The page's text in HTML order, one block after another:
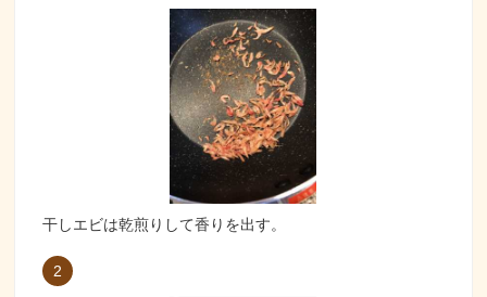
干しエビは乾煎りして香りを出す。
2